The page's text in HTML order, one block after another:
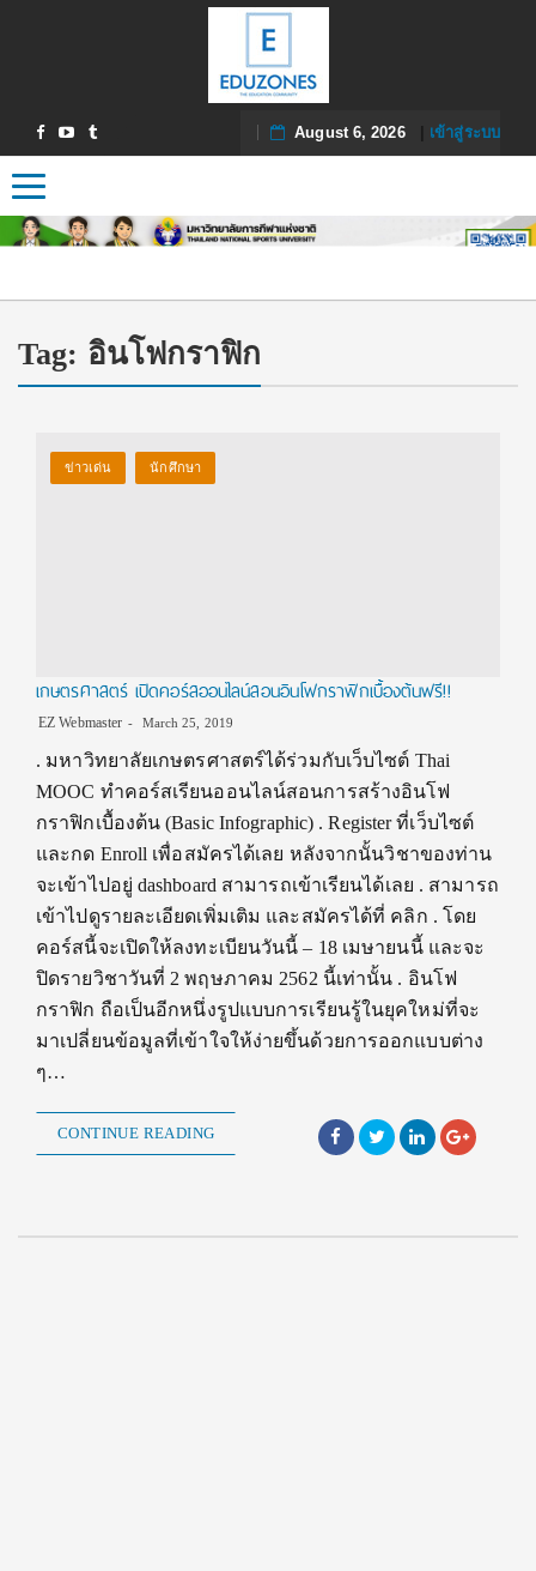
August 6, 2026| เข้าสู่ระบบ
Toggle navigation
Tag: อินโฟกราฟิก
ข่าวเด่น นักศึกษา
เกษตรศาสตร์ เปิดคอร์สออนไลน์สอนอินโฟกราฟิกเบื้องต้นฟรี!!
EZ Webmaster March 25, 2019
. มหาวิทยาลัยเกษตรศาสตร์ได้ร่วมกับเว็บไซต์ Thai
MOOC ทำคอร์สเรียนออนไลน์สอนการสร้างอินโฟ
กราฟิกเบื้องต้น (Basic Infographic) . Register ที่เว็บไซต์
และกด Enroll เพื่อสมัครได้เลย หลังจากนั้นวิชาของท่าน
จะเข้าไปอยู่ dashboard สามารถเข้าเรียนได้เลย . สามารถ
เข้าไปดูรายละเอียดเพิ่มเติม และสมัครได้ที่ คลิก . โดย
คอร์สนี้จะเปิดให้ลงทะเบียนวันนี้ – 18 เมษายนนี้ และจะ
ปิดรายวิชาวันที่ 2 พฤษภาคม 2562 นี้เท่านั้น . อินโฟ
กราฟิก ถือเป็นอีกหนึ่งรูปแบบการเรียนรู้ในยุคใหม่ที่จะ
มาเปลี่ยนข้อมูลที่เข้าใจให้ง่ายขึ้นด้วยการออกแบบต่าง
ๆ…
CONTINUE READING